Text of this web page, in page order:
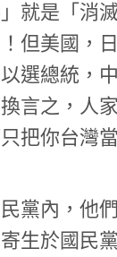
就是「消
但美國，
選總統，
言之，人
把你台灣
黨內，他
生於國民